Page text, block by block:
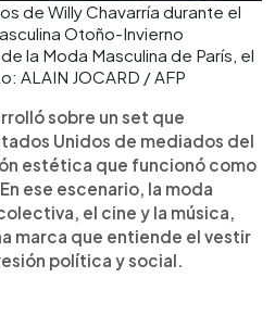
de Willy Chavarría durante el
Otoño-Invierno
la Moda Masculina de París, el
ALAIN JOCARD / AFP
sobre un set que
Unidos de mediados del
estética que funcionó como
ese escenario, la moda
el cine y la música,
marca que entiende el vestir
política y social.